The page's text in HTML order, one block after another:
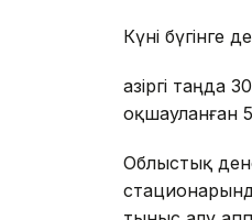
Күні бүгінге
Қазіргі
оқшауланған
Облыстық